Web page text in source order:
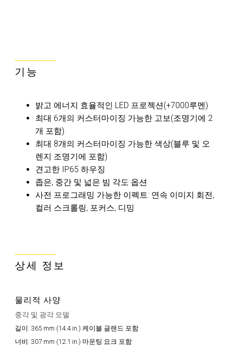
기능
밝고 에너지 효율적인 LED 프로젝션(+7000루멘)
최대 6개의 커스터마이징 가능한 고보(조명기에 2
개 포함)
최대 8개의 커스터마이징 가능한 색상(블루 및 오
렌지 조명기에 포함)
견고한 IP65 하우징
좁은, 중간 및 넓은 빔 각도 옵션
사전 프로그래밍 가능한 이펙트: 연속 이미지 회전,
컬러 스크롤링, 포커스, 디밍
상세 정보
물리적 사양
중각 및 광각 모델
길이: 365 mm (14.4 in.) 케이블 글랜드 포함
너비: 307 mm (12.1 in.) 마운팅 요크 포함